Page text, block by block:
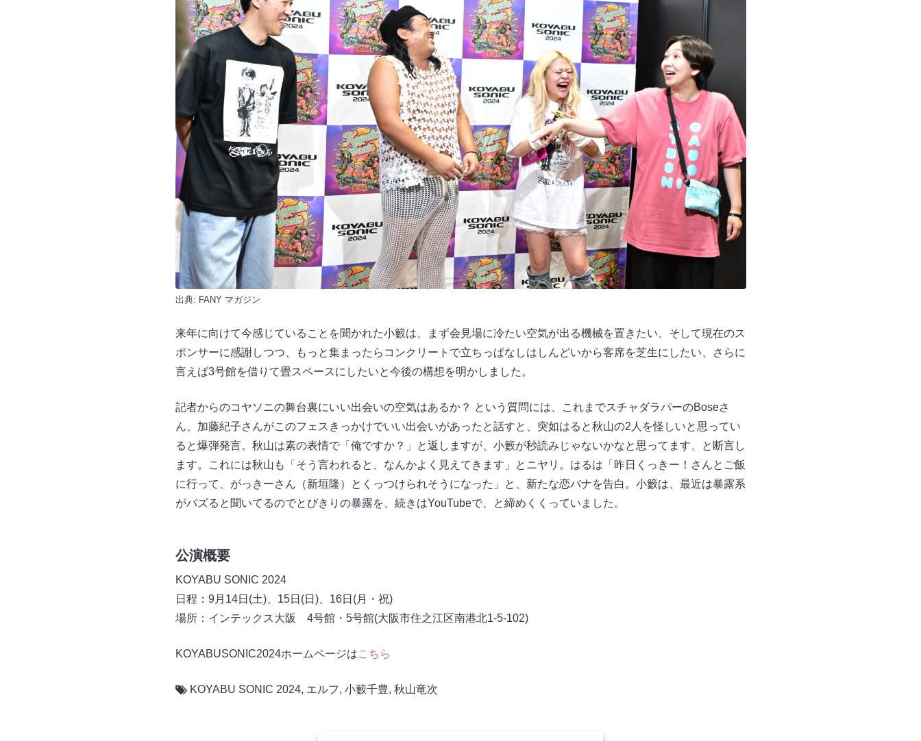
出典: FANY マガジン
来年に向けて今感じていることを聞かれた小籔は、まず会見場に冷たい空気が出る機械を置きたい、そして現在のス
ポンサーに感謝しつつ、もっと集まったらコンクリートで立ちっぱなしはしんどいから客席を芝生にしたい、さらに
言えば3号館を借りて畳スペースにしたいと今後の構想を明かしました。
記者からのコヤソニの舞台裏にいい出会いの空気はあるか？ という質問には、これまでスチャダラパーのBoseさ
ん、加藤紀子さんがこのフェスきっかけでいい出会いがあったと話すと、突如はると秋山の2人を怪しいと思ってい
ると爆弾発言。秋山は素の表情で「俺ですか？」と返しますが、小籔が秒読みじゃないかなと思ってます、と断言し
ます。これには秋山も「そう言われると、なんかよく見えてきます」とニヤリ。はるは「昨日くっきー！さんとご飯
に行って、がっきーさん（新垣隆）とくっつけられそうになった」と、新たな恋バナを告白。小籔は、最近は暴露系
がバズると聞いてるのでとびきりの暴露を、続きはYouTubeで、と締めくくっていました。
公演概要
KOYABU SONIC 2024
日程：9月14日(土)、15日(日)、16日(月・祝)
場所：インテックス大阪 4号館・5号館(大阪市住之江区南港北1-5-102)
KOYABUSONIC2024ホームページはこちら
KOYABU SONIC 2024, エルフ, 小籔千豊, 秋山竜次